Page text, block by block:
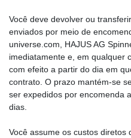
Você deve devolver ou
enviados por meio de
universe.com, HAJUS AG
imediatamente e, em qualquer
com efeito a partir do dia em
contrato. O prazo mantém-se
ser expedidos por encomenda
dias.
Você assume os custos